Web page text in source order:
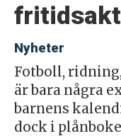
Nyheter
Fotboll,
är bara några
barnens
dock i